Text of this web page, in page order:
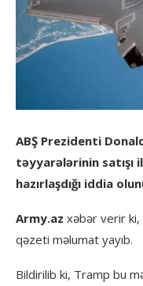
ABŞ Prezidenti
təyyarələrinin satışı
hazırlaşdığı iddia
Army.az xəbər verir
qəzeti məlumat yayıb.
Bildirilib ki, Tramp bu